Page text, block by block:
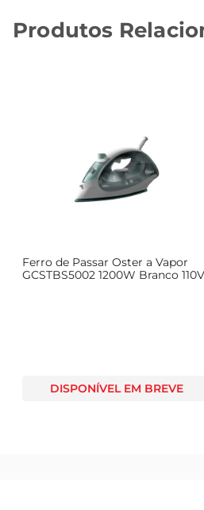
Produtos
Ferro de Passar Oster a Vapor
GCSTBS5002 1200W Branco 110V
DISPONÍVEL EM BREVE